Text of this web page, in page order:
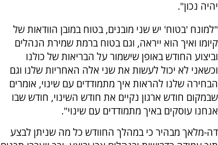
יהיה נכון".
"למונח 'בטוח' יש שני מובנים, בטוח במובן הוודאות של
קיומו ואיך הוא ייראה, וגם בטוח ברמת שמירת הנהלים
וביצוע החודש באופן שישמור על הבריאות של כולנו
וכשאני לא יכול לעשות את שני אלה האחריות שלנו וגם
הבחירה שלנו להראות איך מתמודדים עם שינוי, אומרים
שבמקום חודש ארגון נקיים את חודש השינוי, חודש שבו
אנחנו עוסקים באיך מתמודדים עם שינוי".
דה-מלאך מבהיר כי במהלך החוודש כל מה שניתן לבצע